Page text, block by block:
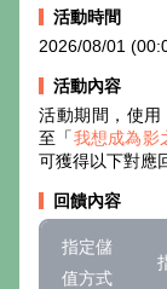
活動時間
2026/08/01
活動內容
活動期間，使用
至「我想成為影
可獲得以下對應
回饋內容
指定儲
值方式